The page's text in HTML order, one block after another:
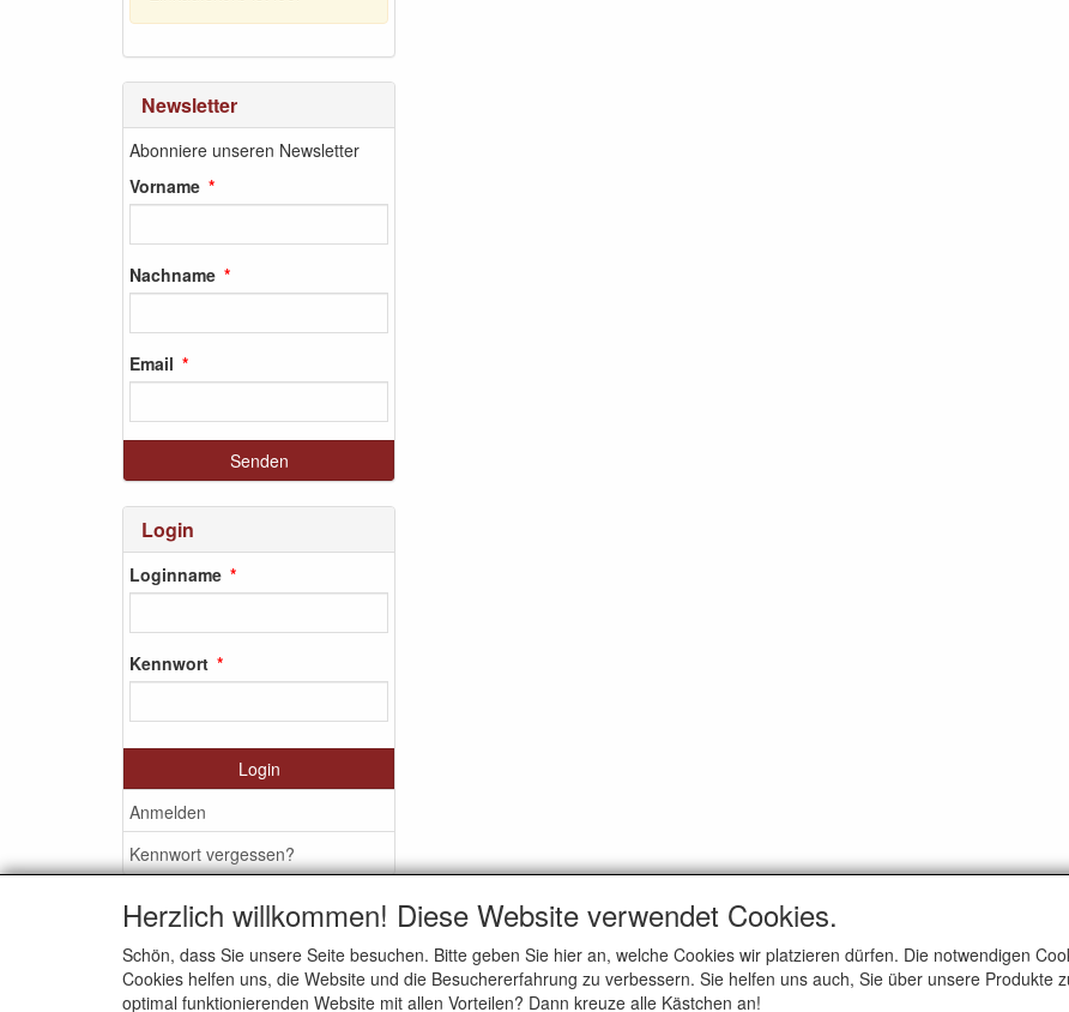
Newsletter
Abonniere unseren Newsletter
Vorname
Nachname
Email
Login
Loginname
Kennwort
Login
Anmelden
Kennwort vergessen?
SOZIALEN MEDIEN
Herzlich willkommen! Diese Website verwendet Cookies.
Schön, dass Sie unsere Seite besuchen. Bitte geben Sie hier an, welche Cookies wir platzieren dürfen. Die notwendigen
Cookies helfen uns, die Website und die Besuchererfahrung zu verbessern. Sie helfen uns auch, Sie über unsere Produkte
optimal funktionierenden Website mit allen Vorteilen? Dann kreuze alle Kästchen an!